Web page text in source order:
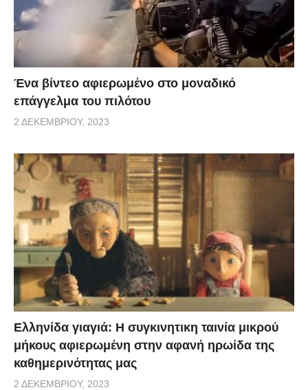
Ένα βίντεο αφιερωμένο στο μοναδικό
επάγγελμα του πιλότου
2 ΔΕΚΕΜΒΡΊΟΥ, 2023
Ελληνίδα γιαγιά: Η συγκινητικη ταινία μικρού
μήκους αφιερωμένη στην αφανή ηρωίδα της
καθημερινότητας μας
2 ΔΕΚΕΜΒΡΊΟΥ, 2023